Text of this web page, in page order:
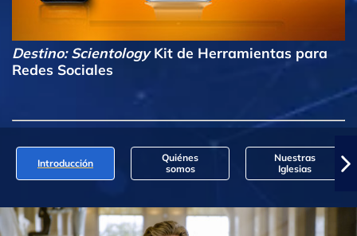
Destino: ScientologyKit de Herramientas para
Redes Sociales
Introducción
Quiénes
somos
Nuestras
Iglesias